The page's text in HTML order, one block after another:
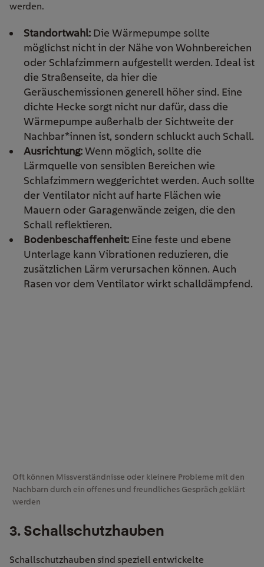
werden.
Standortwahl: Die Wärmepumpe sollte
möglichst nicht in der Nähe von Wohnbereichen
oder Schlafzimmern aufgestellt werden. Ideal ist
die Straßenseite, da hier die
Geräuschemissionen generell höher sind. Eine
dichte Hecke sorgt nicht nur dafür, dass die
Wärmepumpe außerhalb der Sichtweite der
Nachbar*innen ist, sondern schluckt auch Schall.
Ausrichtung:Wenn möglich, sollte die
Lärmquelle von sensiblen Bereichen wie
Schlafzimmern weggerichtet werden. Auch sollte
der Ventilator nicht auf harte Flächen wie
Mauern oder Garagenwände zeigen, die den
Schall reflektieren.
Bodenbeschaffenheit: Eine feste und ebene
Unterlage kann Vibrationen reduzieren, die
zusätzlichen Lärm verursachen können. Auch
Rasen vor dem Ventilator wirkt schalldämpfend.
Oft können Missverständnisse oder kleinere Probleme mit den
Nachbarn durch ein offenes und freundliches Gespräch geklärt
werden
3. Schallschutzhauben
Schallschutzhauben sind speziell entwickelte